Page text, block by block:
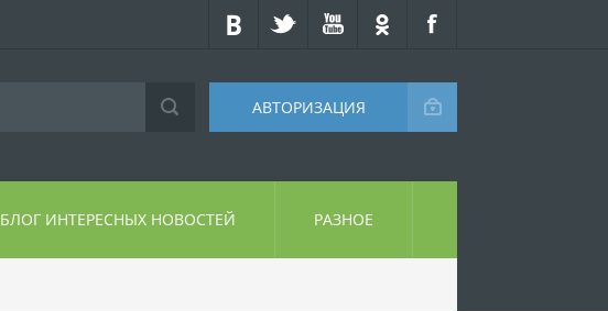
АВТОРИЗАЦИЯ
БЛОГ ИНТЕРЕСНЫХ НОВОСТЕЙ РАЗНОЕ